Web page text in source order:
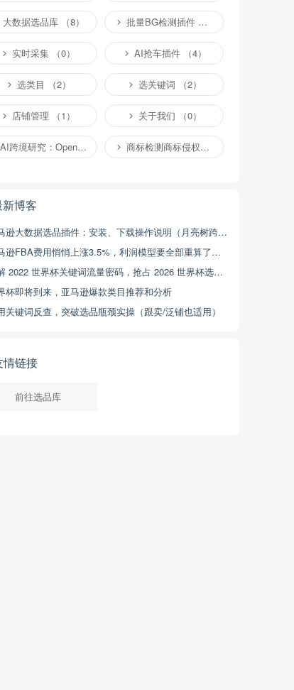
大数据选品库 （8） 批量BG检测插件 （4）
实时采集 （0） AI抢车插件 （4）
选类目 （2） 选关键词 （2）
店铺管理 （1） 关于我们 （0）
AI跨境研究：OpenClaw小龙虾等应用 （2） 商标检测商标侵权专栏 （1）
博客
逊大数据选品插件：安装、下载操作说明（月亮树跨境）
FBA费用悄悄上涨3.5%，利润模型要全部重算了（2026年4月17号已开始执行，附解决方案）
2022 世界杯关键词流量密码，抢占 2026 世界杯选品商机
杯即将到来，亚马逊爆款类目推荐和分析
关键词反查，突破选品瓶颈实操（跟卖/泛铺也适用）
情链接
前往选品库